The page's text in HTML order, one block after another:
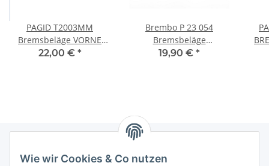
PAGID T2003MM
Bremsbeläge VORNE
CITROËN Citroen NEMO
22,00 € *
Brembo P 23 054
Bremsbeläge
Bremsbelagsatz FIAT
19,90 € *
Wie wir Cookies & Co nutzen